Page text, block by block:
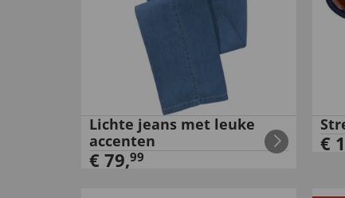
Lichte jeans met leuke
accenten
€ 79,99
€